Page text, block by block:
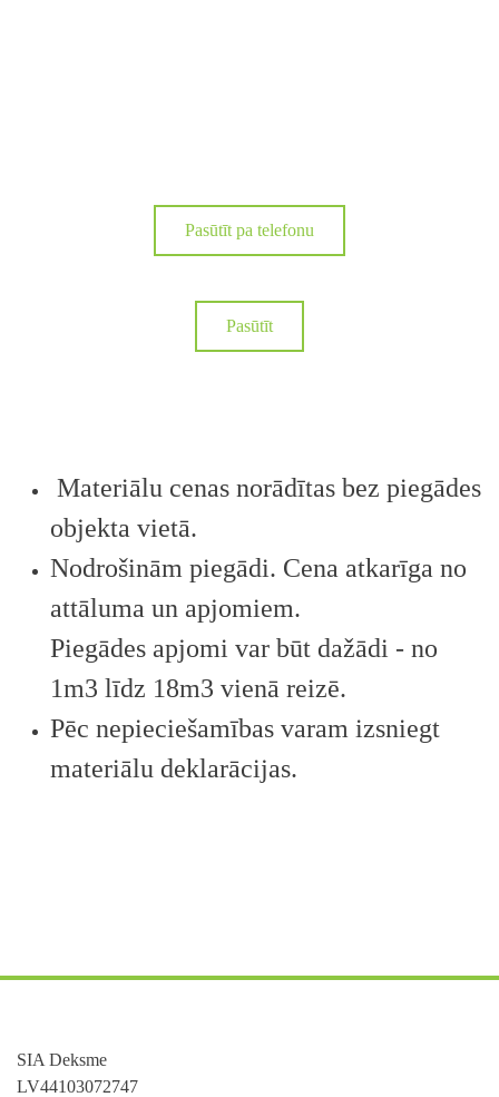
Pasūtīt pa telefonu
Pasūtīt
Materiālu cenas norādītas bez piegādes
objekta vietā.
Nodrošinām piegādi. Cena atkarīga no
attāluma un apjomiem.
Piegādes apjomi var būt dažādi - no
1m3 līdz 18m3 vienā reizē.
Pēc nepieciešamības varam izsniegt
materiālu deklarācijas.
SIA Deksme
LV44103072747